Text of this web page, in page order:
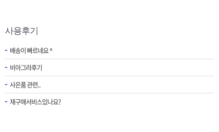
사용후기
배송이 빠르네요 ^
비아그라후기
사은품 관련..
재구매서비스있나요?